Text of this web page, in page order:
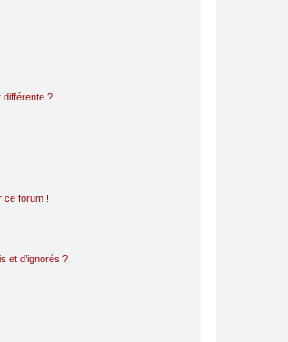
différente ?
ce forum !
et d’ignorés ?